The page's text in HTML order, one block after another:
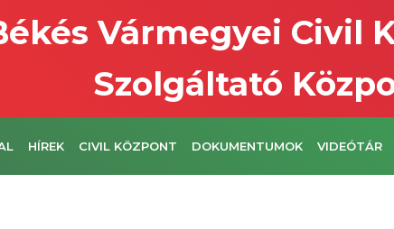
Vármegyei Civil
Szolgáltató
HÍREK CIVIL KÖZPONT DOKUMENTUMOK VIDEÓTÁR